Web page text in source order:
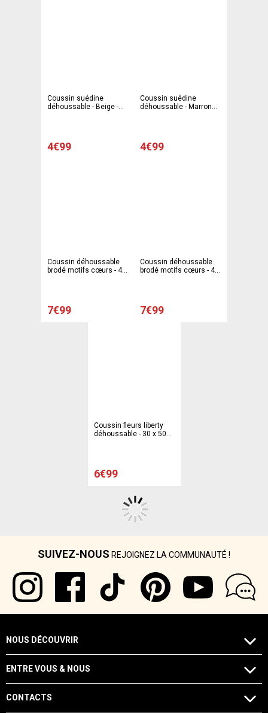
Coussin suédine
déhoussable - Beige -
4€99
Coussin suédine
déhoussable - Marron
4€99
Coussin déhoussable
brodé motifs cœurs - 40
7€99
Coussin déhoussable
brodé motifs cœurs - 40
7€99
Coussin fleurs liberty
déhoussable - 30 x 50
6€99
SUIVEZ-NOUS REJOIGNEZ LA COMMUNAUTÉ !
NOUS DÉCOUVRIR
ENTRE VOUS & NOUS
CONTACTS